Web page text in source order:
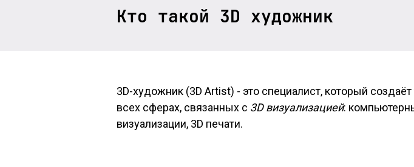
Кто такой 3D художник
3D-художник (3D Artist) - это специалист, который
всех сферах, связанных с 3D визуализацией:
визуализации, 3D печати.